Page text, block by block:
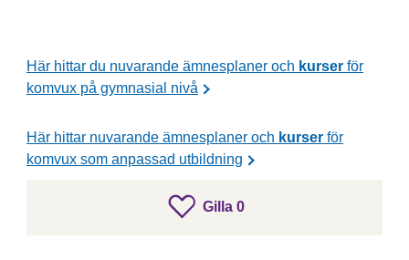
Gilla 0gillar inlägget
Här hittar du nuvarande ämnesplaner och kurserför
komvux på gymnasial nivå
Här hittar nuvarande ämnesplaner och kurserför
komvux som anpassad utbildning